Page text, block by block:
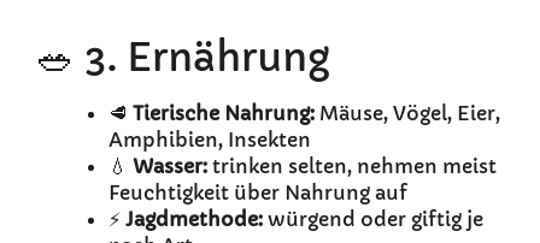
🥗 3. Ernährung
🥩 Tierische Nahrung: Mäuse, Vögel, Eier,
Amphibien, Insekten
💧 Wasser: trinken selten, nehmen meist
Feuchtigkeit über Nahrung auf
⚡ Jagdmethode: würgend oder giftig je